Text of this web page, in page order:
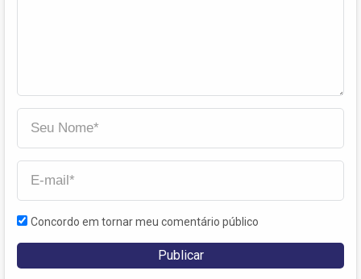
Concordo em tornar meu comentário público